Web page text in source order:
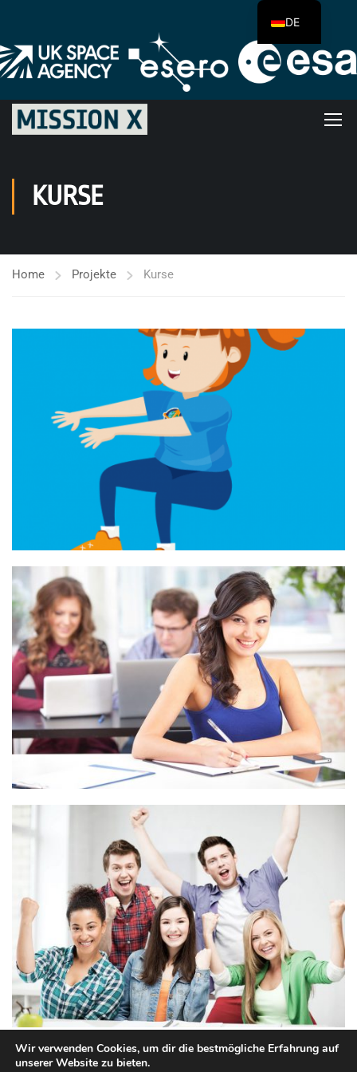
KURSE
Home Projekte Kurse
Wir verwenden Cookies, um dir die bestmögliche Erfahrung auf
unserer Website zu bieten.
DE